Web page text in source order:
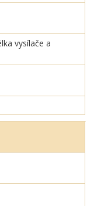
vysílače a